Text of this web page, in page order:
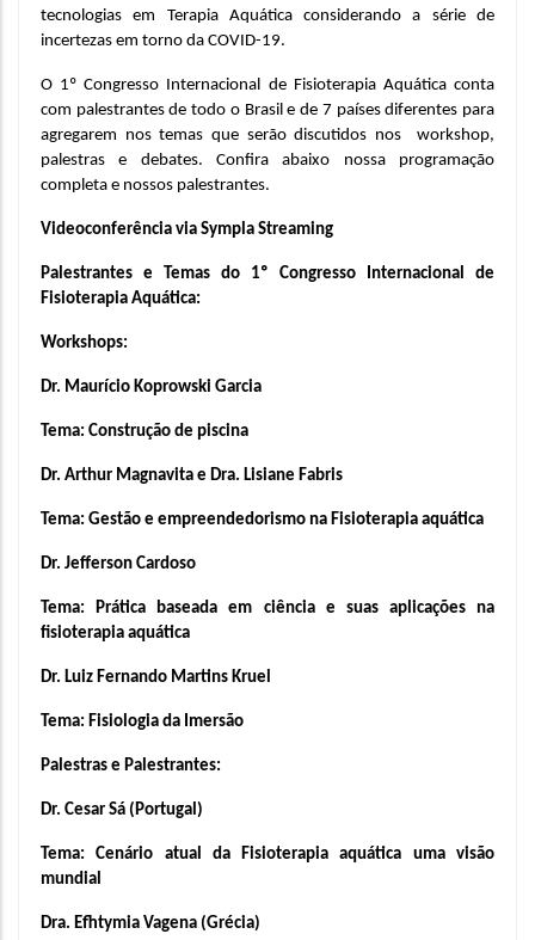
tecnologias em Terapia Aquática considerando a série de
incertezas em torno da COVID-19.
O 1º Congresso Internacional de Fisioterapia Aquática conta
com palestrantes de todo o Brasil e de 7 países diferentes para
agregarem nos temas que serão discutidos nos  workshop,
palestras e debates. Confira abaixo nossa programação
completa e nossos palestrantes.
Videoconferência via Sympla Streaming
Palestrantes e Temas do 1º Congresso Internacional de
Fisioterapia Aquática:
Workshops:
Dr. Maurício Koprowski Garcia
Tema: Construção de piscina
Dr. Arthur Magnavita e Dra. Lisiane Fabris
Tema: Gestão e empreendedorismo na Fisioterapia aquática
Dr. Jefferson Cardoso
Tema: Prática baseada em ciência e suas aplicações na
fisioterapia aquática
Dr. Luiz Fernando Martins Kruel
Tema: Fisiologia da Imersão
Palestras e Palestrantes:
Dr. Cesar Sá (Portugal)
Tema: Cenário atual da Fisioterapia aquática uma visão
mundial
Dra. Efhtymia Vagena (Grécia)